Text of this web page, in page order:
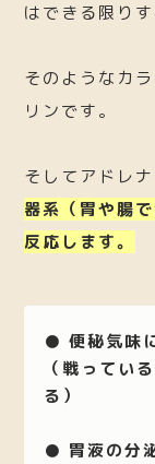
はできる限り
そのようなカ
リンです。
そしてアドレ
器系（胃や腸
反応します。
● 便秘気味
（戦ってい
る）
● 胃液の分